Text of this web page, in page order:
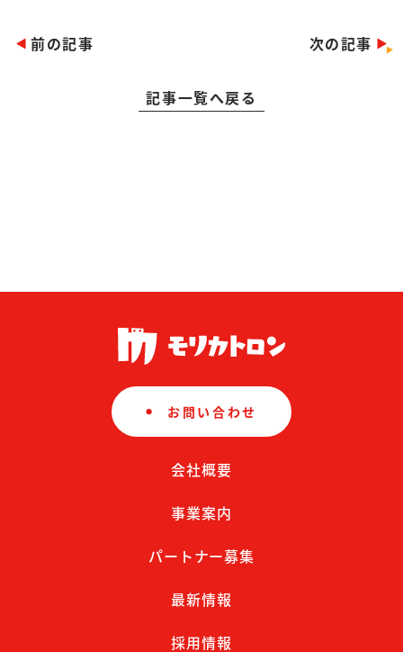
前の記事 次の記事
記事一覧へ戻る
お問い合わせ
会社概要
事業案内
パートナー募集
最新情報
採用情報